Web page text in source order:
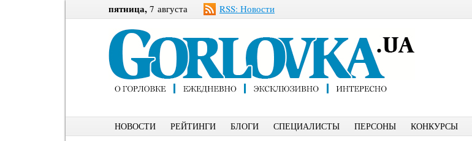
пятница, 7 августа RSS: Новости
НОВОСТИ РЕЙТИНГИ БЛОГИ СПЕЦИАЛИСТЫ ПЕРСОНЫ КОНКУРСЫ